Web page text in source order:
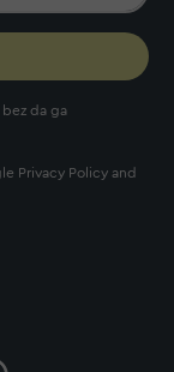
da ga
Privacy Policy and